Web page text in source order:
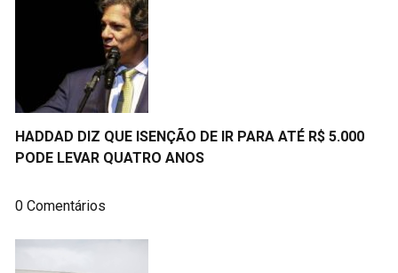
HADDAD DIZ QUE ISENÇÃO DE IR PARA ATÉ R$ 5.000
PODE LEVAR QUATRO ANOS
0 Comentários